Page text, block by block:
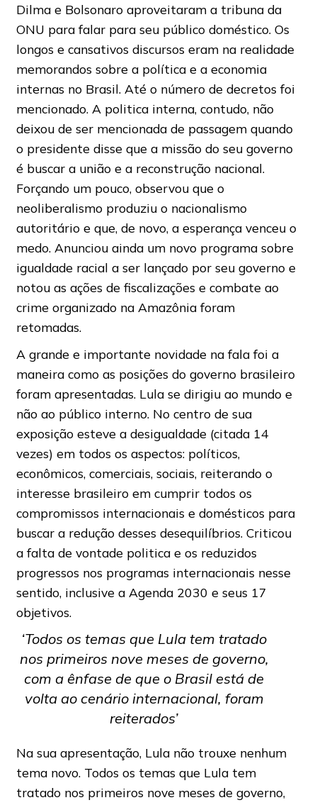
Dilma e Bolsonaro aproveitaram a tribuna da
ONU para falar para seu público doméstico. Os
longos e cansativos discursos eram na realidade
memorandos sobre a política e a economia
internas no Brasil. Até o número de decretos foi
mencionado. A politica interna, contudo, não
deixou de ser mencionada de passagem quando
o presidente disse que a missão do seu governo
é buscar a união e a reconstrução nacional.
Forçando um pouco, observou que o
neoliberalismo produziu o nacionalismo
autoritário e que, de novo, a esperança venceu o
medo. Anunciou ainda um novo programa sobre
igualdade racial a ser lançado por seu governo e
notou as ações de fiscalizações e combate ao
crime organizado na Amazônia foram
retomadas.
A grande e importante novidade na fala foi a
maneira como as posições do governo brasileiro
foram apresentadas. Lula se dirigiu ao mundo e
não ao público interno. No centro de sua
exposição esteve a desigualdade (citada 14
vezes) em todos os aspectos: políticos,
econômicos, comerciais, sociais, reiterando o
interesse brasileiro em cumprir todos os
compromissos internacionais e domésticos para
buscar a redução desses desequilíbrios. Criticou
a falta de vontade politica e os reduzidos
progressos nos programas internacionais nesse
sentido, inclusive a Agenda 2030 e seus 17
objetivos.
‘Todos os temas que Lula tem tratado
nos primeiros nove meses de governo,
com a ênfase de que o Brasil está de
volta ao cenário internacional, foram
reiterados’
Na sua apresentação, Lula não trouxe nenhum
tema novo. Todos os temas que Lula tem
tratado nos primeiros nove meses de governo,